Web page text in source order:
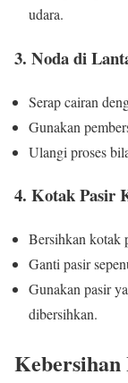
udara.
3. Noda di
Serap cairan
Gunakan
Ulangi proses
4. Kotak Pasir
Bersihkan kotak
Ganti pasir
Gunakan pasir
dibersihkan.
Kebersihan